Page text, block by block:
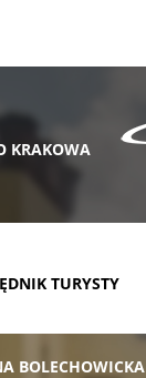
KRAKOWA
TURYSTY
BOLECHOWICKA